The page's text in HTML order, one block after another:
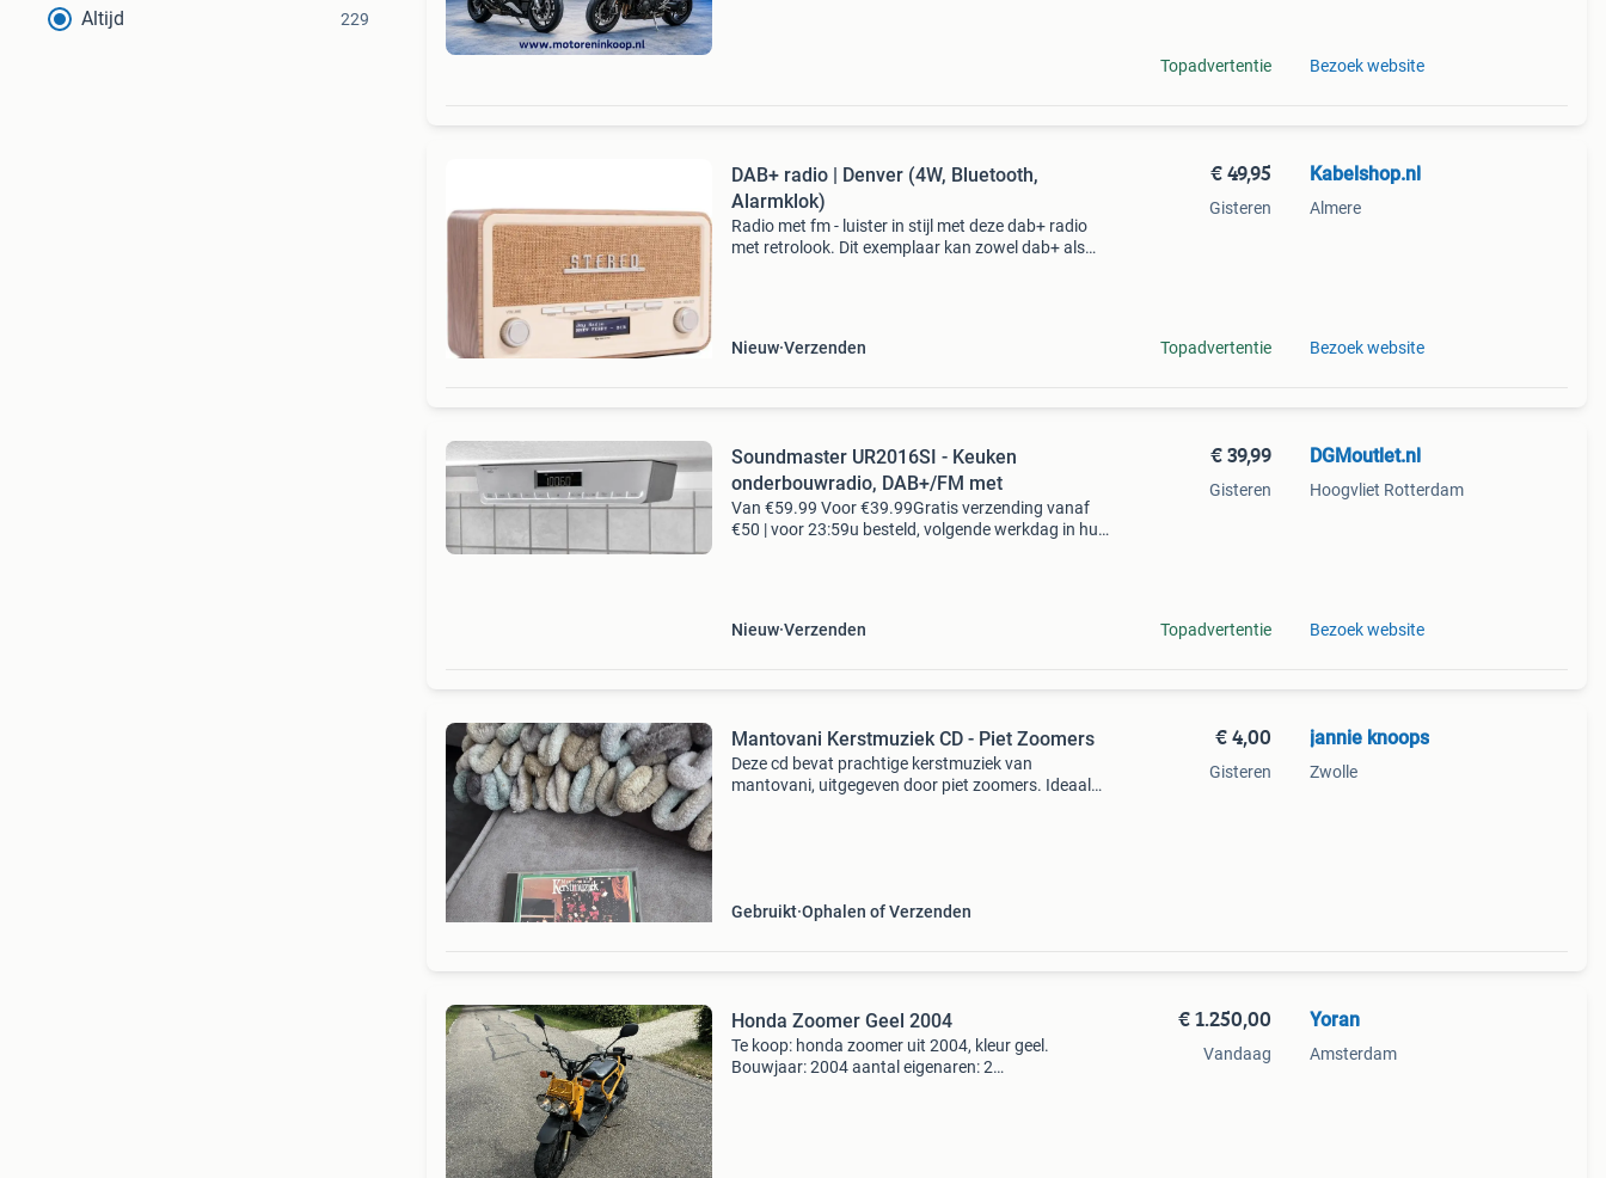
Altijd 229
Topadvertentie Bezoek website
DAB+ radio | Denver (4W, Bluetooth,
Alarmklok)
Radio met fm - luister in stijl met deze dab+ radio
met retrolook. Dit exemplaar kan zowel dab+ als
Nieuw Verzenden
€ 49,95
Gisteren
Topadvertentie
Kabelshop.nl
Almere
Bezoek website
Soundmaster UR2016SI - Keuken
onderbouwradio, DAB+/FM met
Van €59.99 Voor €39.99Gratis verzending vanaf
€50 | voor 23:59u besteld, volgende werkdag in huis
Nieuw Verzenden
€ 39,99
Gisteren
Topadvertentie
DGMoutlet.nl
Hoogvliet Rotterdam
Bezoek website
Mantovani Kerstmuziek CD - Piet Zoomers
Deze cd bevat prachtige kerstmuziek van
mantovani, uitgegeven door piet zoomers. Ideaal
Gebruikt Ophalen of Verzenden
€ 4,00
Gisteren
jannie knoops
Zwolle
Honda Zoomer Geel 2004
Te koop: honda zoomer uit 2004, kleur geel.
Bouwjaar: 2004 aantal eigenaren: 2
€ 1.250,00
Vandaag
Yoran
Amsterdam